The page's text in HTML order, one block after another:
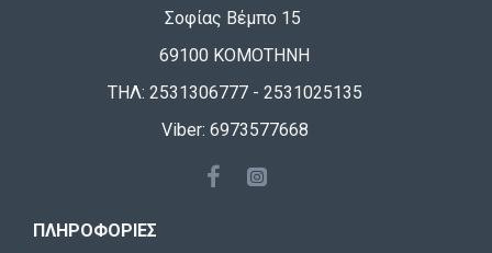
Σοφίας Βέμπο 15
69100 ΚΟΜΟΤΗΝΗ
ΤΗΛ: 2531306777 - 2531025135
Viber: 6973577668
ΠΛΗΡΟΦΟΡΊΕΣ